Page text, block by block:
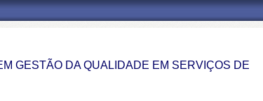
GESTÃO DA QUALIDADE EM SERVIÇOS DE